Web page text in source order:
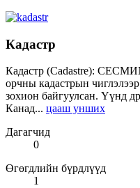
Кадастр
Кадастр (Cadastre):
орчны кадастрын
зохион байгуулсан. Үүнд
Канад... цааш унших
Дагагчид
0
Өгөгдлийн бүрдлүүд
1